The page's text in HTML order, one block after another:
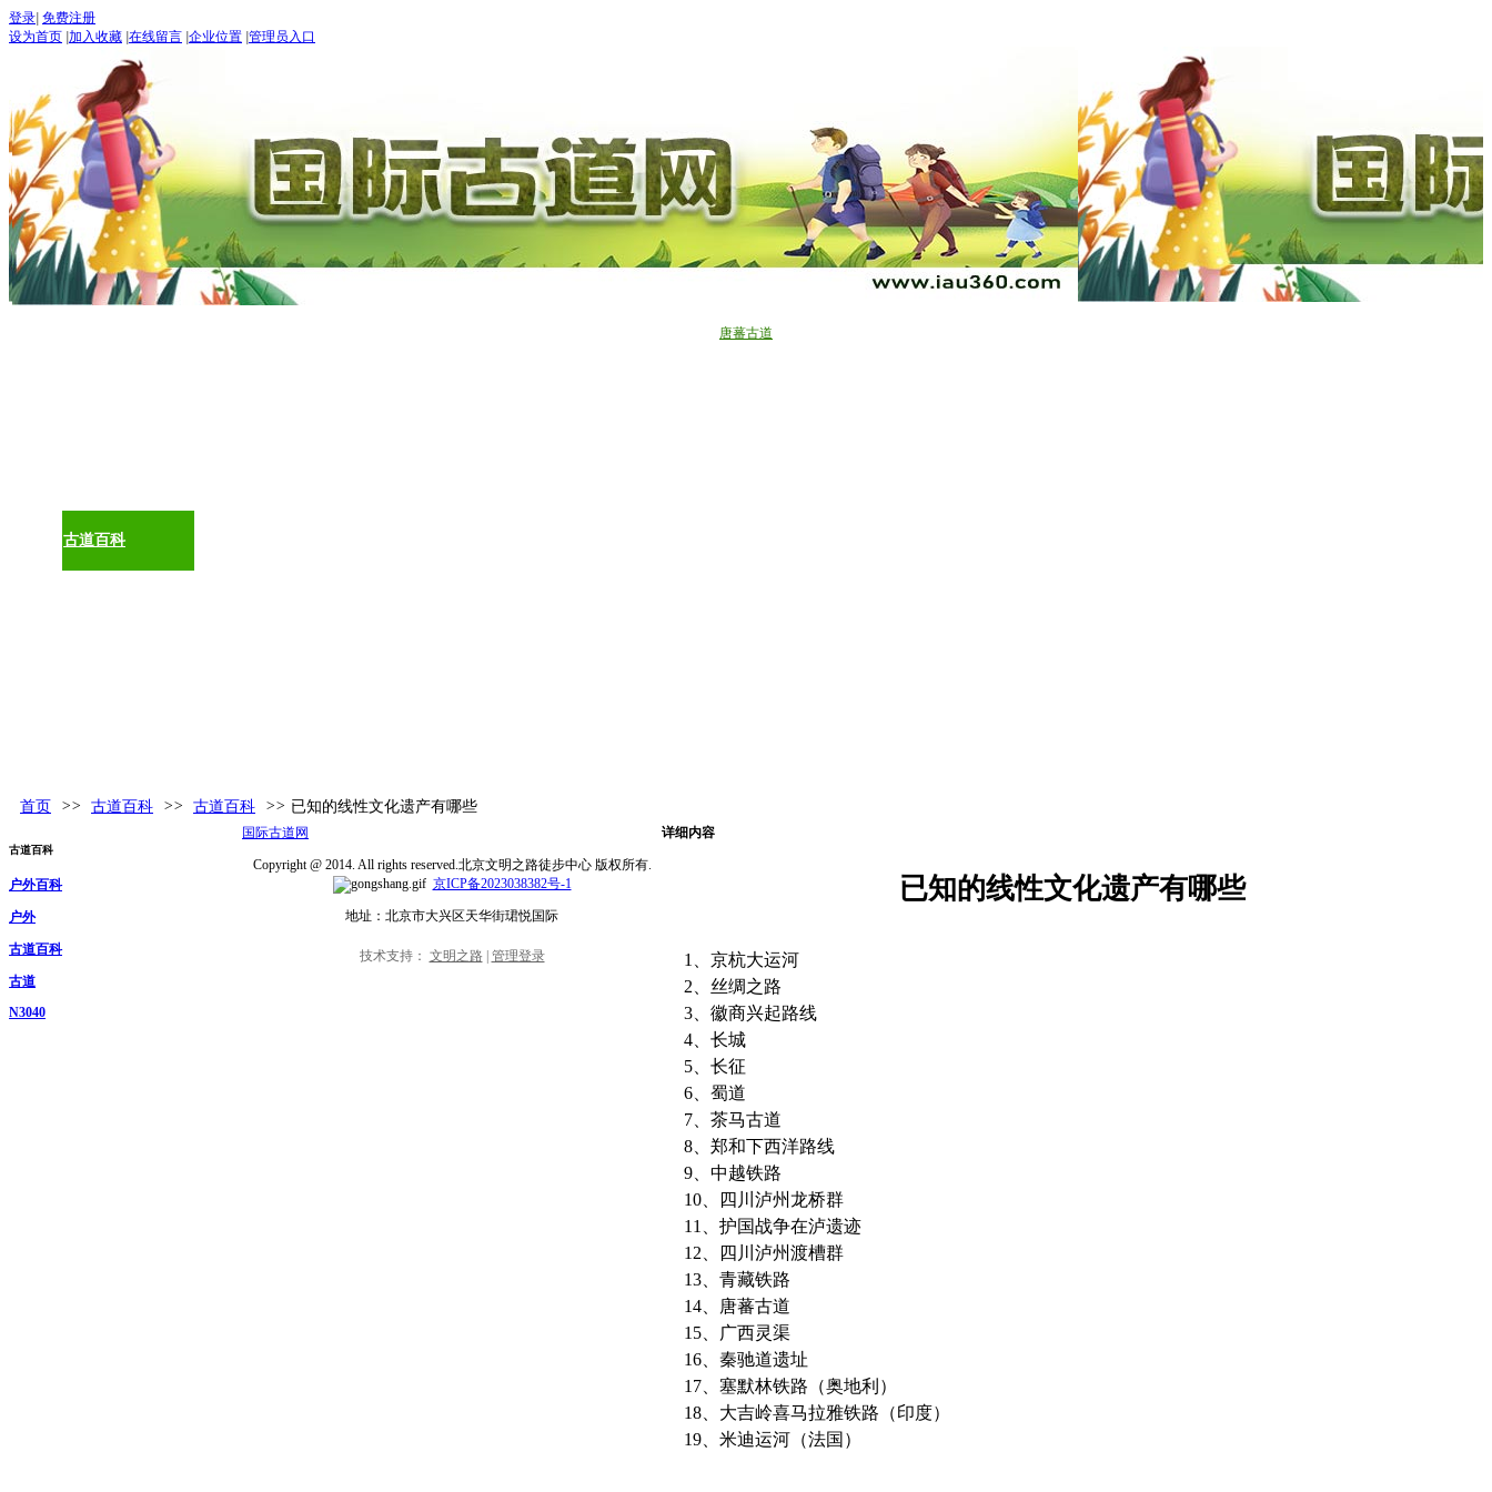
登录 免费注册
设为首页 加入收藏 在线留言 企业位置 管理员入口
古道百科
古道百科
古道
麝香之路
甲桑古道
成吉思汗之路
唐蕃古道
五月：行阴山古道、库布奇沙漠
进入秦岭，走太白山古道
期待：走近泰顺，欣赏红枫古道
企业位置
首页 >> 古道百科 >> 古道百科 >> 已知的线性文化遗产有哪些
详细内容
已知的线性文化遗产有哪些
1、京杭大运河
2、丝绸之路
3、徽商兴起路线
4、长城
5、长征
6、蜀道
7、茶马古道
8、郑和下西洋路线
9、中越铁路
10、四川泸州龙桥群
11、护国战争在泸遗迹
12、四川泸州渡槽群
13、青藏铁路
14、唐蕃古道
15、广西灵渠
16、秦驰道遗址
17、塞默林铁路（奥地利）
18、大吉岭喜马拉雅铁路（印度）
19、米迪运河（法国）
古道百科
户外百科
户外
古道百科
古道
N3040
国际古道网
Copyright @ 2014. All rights reserved.北京文明之路徒步中心 版权所有.
京ICP备2023038382号-1
地址：北京市大兴区天华街珺悦国际
技术支持： 文明之路| 管理登录